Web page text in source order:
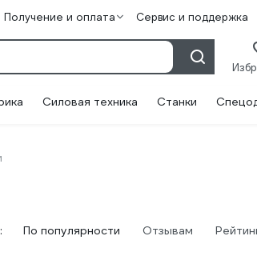
Получение и оплата Сервис и поддержка
Силовая техника Станки
По популярности Отзывам